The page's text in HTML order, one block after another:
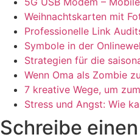
Weihnachtskarten mit
Professionelle Link
Symbole in der
Strategien für die
Wenn Oma als Zombie
7 kreative Wege, um
Stress und Angst: Wie
Schreibe